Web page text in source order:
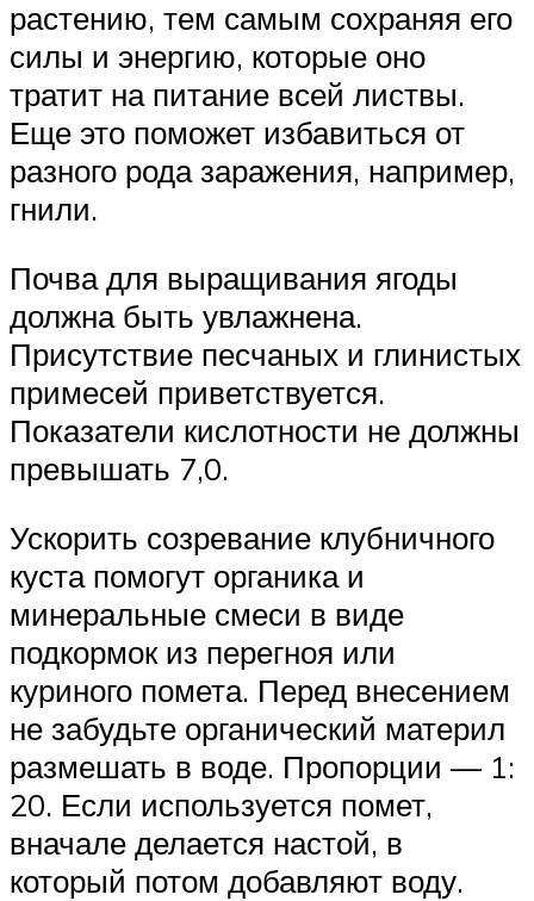
растению, тем самым сохраняя его
силы и энергию, которые оно
тратит на питание всей листвы.
Еще это поможет избавиться от
разного рода заражения, например,
гнили.
Почва для выращивания ягоды
должна быть увлажнена.
Присутствие песчаных и глинистых
примесей приветствуется.
Показатели кислотности не должны
превышать 7,0.
Ускорить созревание клубничного
куста помогут органика и
минеральные смеси в виде
подкормок из перегноя или
куриного помета. Перед внесением
не забудьте органический материл
размешать в воде. Пропорции — 1:
20. Если используется помет,
вначале делается настой, в
который потом добавляют воду.